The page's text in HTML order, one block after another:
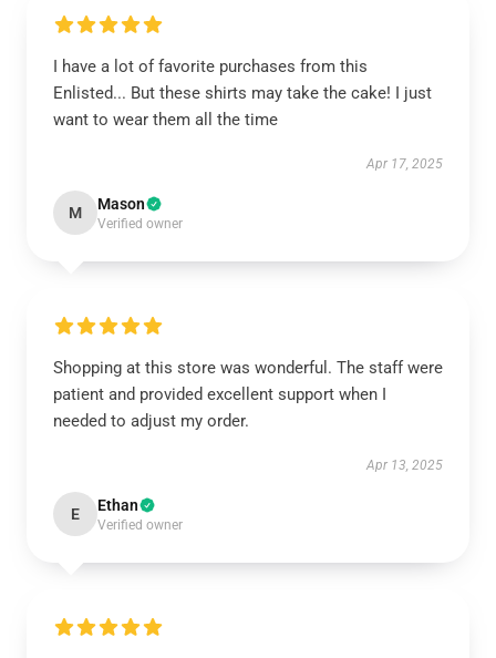
I have a lot of favorite purchases from this
Enlisted... But these shirts may take the cake! I just
want to wear them all the time
Apr 17, 2025
M Mason
Verified owner
Shopping at this store was wonderful. The staff were
patient and provided excellent support when I
needed to adjust my order.
Apr 13, 2025
E Ethan
Verified owner